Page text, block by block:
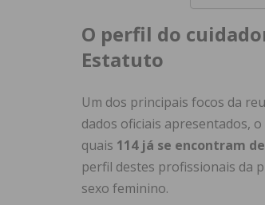
O perfil do
Estatuto
Um dos principais focos da
dados oficiais apresentados,
quais 114 já se encontram
perfil destes profissionais da
sexo feminino.